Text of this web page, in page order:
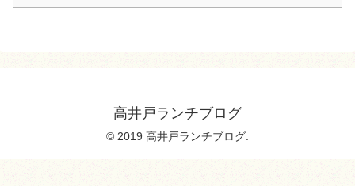
高井戸ランチブログ
© 2019 高井戸ランチブログ.